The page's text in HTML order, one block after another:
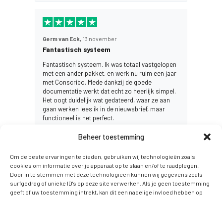
Beheer toestemming
Om de beste ervaringen te bieden, gebruiken wij technologieën zoals
cookies om informatie over je apparaat op te slaan en/of te raadplegen.
Door in te stemmen met deze technologieën kunnen wij gegevens zoals
surfgedrag of unieke ID's op deze site verwerken. Als je geen toestemming
geeft of uw toestemming intrekt, kan dit een nadelige invloed hebben op
Germ van Eck, 13 november
Fantastisch systeem
Fantastisch systeem. Ik was totaal vastgelopen
met een ander pakket, en werk nu ruim een jaar
met Conscribo. Mede dankzij de goede
documentatie werkt dat echt zo heerlijk simpel.
Het oogt duidelijk wat gedateerd, waar ze aan
gaan werken lees ik in de nieuwsbrief, maar
functioneel is het perfect.
Luite van Zelst, 27 oktober
Zeer degelijk
Lees meer